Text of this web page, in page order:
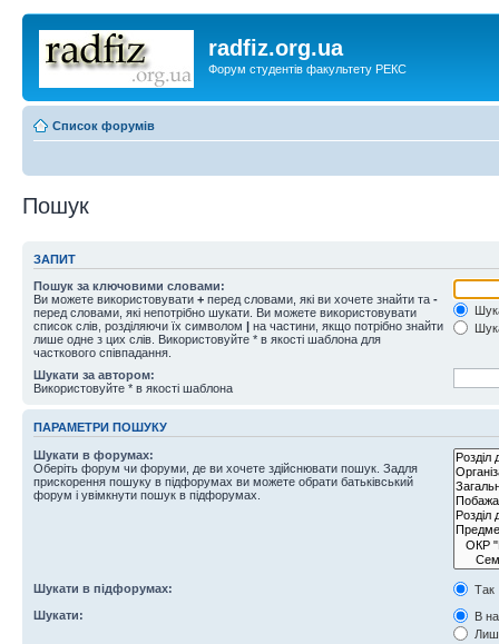
radfiz.org.ua
Форум студентів факультету РЕКС
Список форумів
Пошук
ЗАПИТ
Пошук за ключовими словами:
Ви можете використовувати + перед словами, які ви хочете знайти та -
перед словами, які непотрібно шукати. Ви можете використовувати
список слів, розділяючи їх символом | на частини, якщо потрібно знайти
лише одне з цих слів. Використовуйте * в якості шаблона для
часткового співпадання.
Шукати за автором:
Використовуйте * в якості шаблона
ПАРАМЕТРИ ПОШУКУ
Шукати в форумах:
Оберіть форум чи форуми, де ви хочете здійснювати пошук. Задля
прискорення пошуку в підфорумах ви можете обрати батьківський
форум і увімкнути пошук в підфорумах.
Шукати в підфорумах:
Так
Шукати:
В